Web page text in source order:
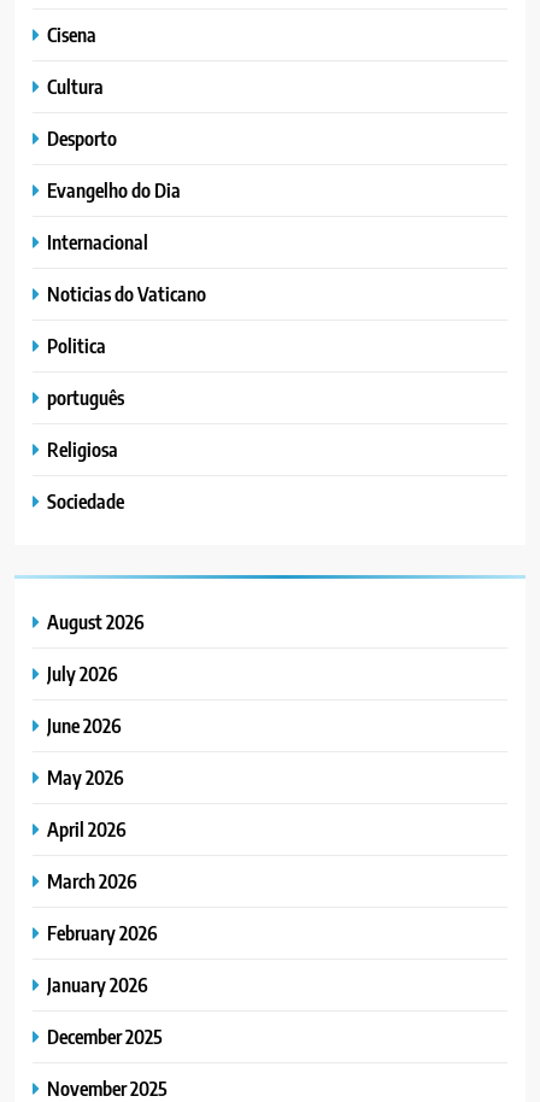
Cisena
Cultura
Desporto
Evangelho do Dia
Internacional
Noticias do Vaticano
Politica
português
Religiosa
Sociedade
August 2026
July 2026
June 2026
May 2026
April 2026
March 2026
February 2026
January 2026
December 2025
November 2025